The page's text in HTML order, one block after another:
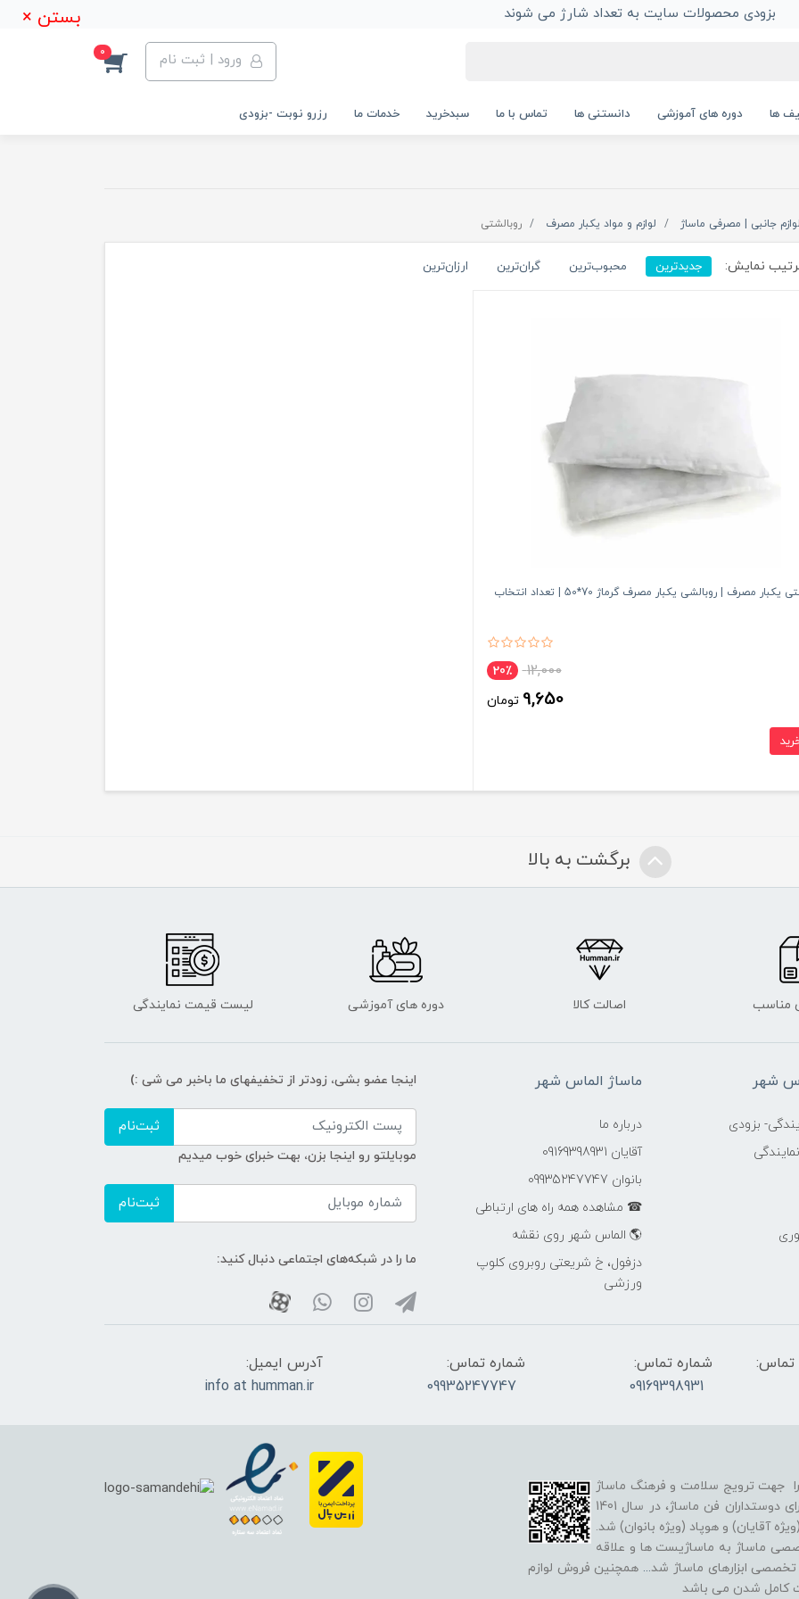
بزودی محصولات سایت به تعداد شارژ می شوند بستن ×
ورود | ثبت نام 0
ها دوره های آموزشی دانستنی ها تماس با ما سبدخرید خدمات ما رزرو نوبت -بزودی
لوازم جانبی | مصرفی ماساژ لوازم و مواد یکبار مصرف روبالشتی
نمایش: جدیدترین محبوب‌ترین گران‌ترین ارزان‌ترین
یکبار مصرف | روبالشی یکبار مصرف گرماژ 70*50 | تعداد انتخاب
12,000 20٪
9,650 تومان
برگشت به بالا
مناسب اصالت کالا دوره های آموزشی لیست قیمت نمایندگی
شهر
بزودی
ماساژ الماس شهر
درباره ما
آقایان 09169398931
بانوان 09935247747
☎ مشاهده همه راه های ارتباطی
🌎 الماس شهر روی نقشه
دزفول، خ شریعتی روبروی کلوپ
ورزشی
اینجا عضو بشی، زودتر از تخفیفهای ما باخبر می شی :)
ثبت‌نام
موبایلتو رو اینجا بزن، بهت خبرای خوب میدیم
ثبت‌نام
ما را در شبکه‌های اجتماعی دنبال کنید:
تماس:
شماره تماس:
09169398931
شماره تماس:
09935247747
آدرس ایمیل:
info at humman.ir
شد و هدف خود را جهت ترویج سلامت و فرهنگ ماساژ
شروع کرد. همچنین در راستای گسترش علم و آگاهی برای دوستداران فن ماساژ، در سال 1401
آقایان) و هوپاد (ویژه بانوان) شد.
ماساژ به ماساژیست ها و علاقه
تخصصی ابزارهای ماساژ شد... همچنین فروش لوازم
کامل شدن می باشد